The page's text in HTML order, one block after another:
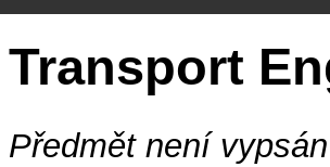
Transport
Předmět není vypsán